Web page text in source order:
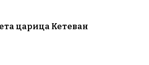
царица Кетеван